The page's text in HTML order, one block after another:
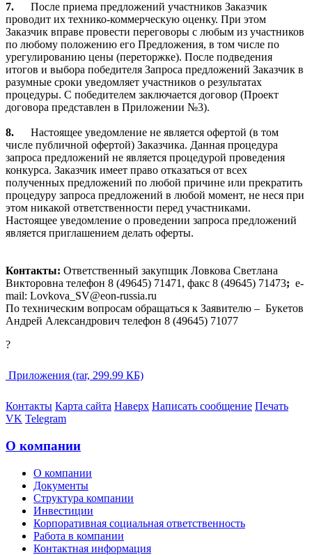
7.
После приема предложений участников Заказчик
проводит их технико-коммерческую оценку. При этом
Заказчик вправе провести переговоры с любым из участников
по любому положению его Предложения, в том числе по
урегулированию цены (переторжке). После подведения
итогов и выбора победителя Запроса предложений Заказчик в
разумные сроки уведомляет участников о результатах
процедуры. С победителем заключается договор (Проект
договора представлен в Приложении №3).
8.
Настоящее уведомление не является офертой (в том
числе публичной офертой) Заказчика. Данная процедура
запроса предложений не является процедурой проведения
конкурса. Заказчик имеет право отказаться от всех
полученных предложений по любой причине или прекратить
процедуру запроса предложений в любой момент, не неся при
этом никакой ответственности перед участниками.
Настоящее уведомление о проведении запроса предложений
является приглашением делать оферты.
Контакты: Ответственный закупщик Ловкова Светлана
Викторовна телефон 8 (49645) 71471, факс 8 (49645) 71473; e-
mail: Lovkova SV@eon-russia.ru
По техническим вопросам обращаться к Заявителю – Букетов
Андрей Александрович телефон 8 (49645) 71077
?
Приложения (rar, 299.99 КБ)
Контакты Карта сайта Наверх Написать сообщение Печать
VK Telegram
О компании
О компании
Документы
Структура компании
Инвестиции
Корпоративная социальная ответственность
Работа в компании
Контактная информация